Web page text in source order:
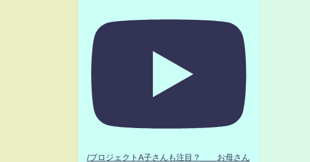
/プロジェクトA子さんも注目？ お母さん